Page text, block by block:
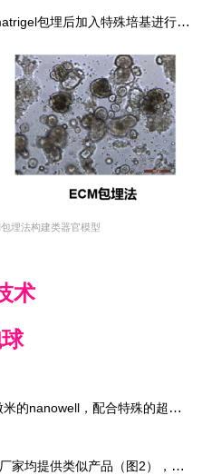
常规的ASC系统一般基于matrigel包埋后加入特殊培基进行体外培养，目前这些过程主要依赖于有经验的研发人员手工操作。行业上游的设备供应商对上述环节也做了各种各样的尝试，以期望提高自动化程度，提高实验批次间可靠性、稳定性。
埋法构建类器官模型
术
利用工程学手段构建数百微米的nanowell，配合特殊的超低吸附表面修饰或水凝胶材料，使得细胞悬液沉底后形成3D细胞球。
诸如Corning、Sartorius等厂家均提供类似产品（图2），其显著优势是